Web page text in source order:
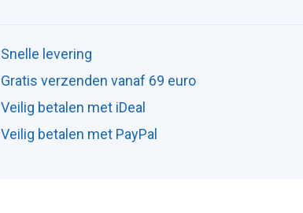
Snelle levering
Gratis verzenden vanaf 69 euro
Veilig betalen met iDeal
Veilig betalen met PayPal